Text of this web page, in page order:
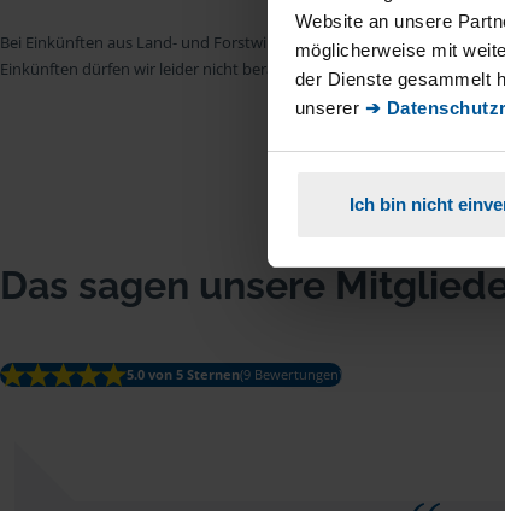
Website an unsere
möglicherweise mit
der Dienste gesammelt
unserer ➔
Ich bin nicht
Bei Einkünften aus Land- und Forstwirtschaft, aus Gewerbebetrieb,
Einkünften dürfen wir leider nicht beraten.
Das sagen unsere
5.0 von 5 Sternen(9 Bewertungen)